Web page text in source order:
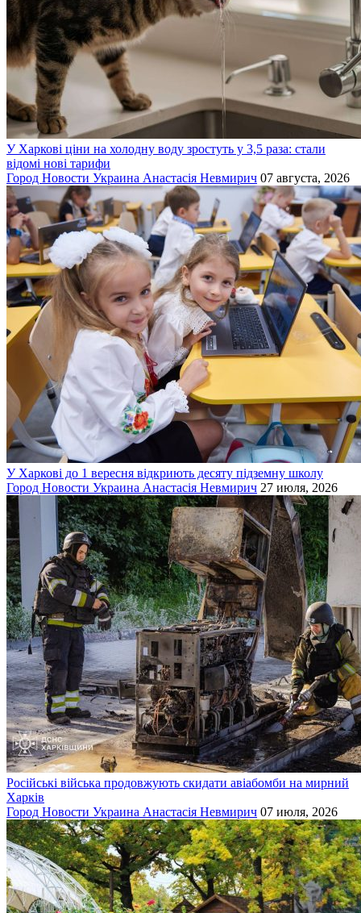
У Харкові ціни на холодну воду зростуть у 3,5 раза: стали
відомі нові тарифи
Город Новости Украина Анастасія Невмирич 07 августа, 2026
У Харкові до 1 вересня відкриють десяту підземну школу
Город Новости Украина Анастасія Невмирич 27 июля, 2026
Російські війська продовжують скидати авіабомби на мирний
Харків
Город Новости Украина Анастасія Невмирич 07 июля, 2026